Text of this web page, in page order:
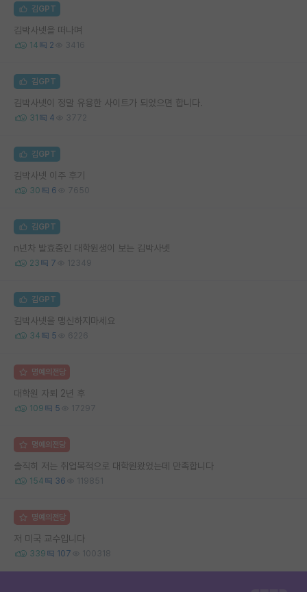
김GPT
김박사넷을 떠나며
14 2 3416
김GPT
김박사넷이 정말 유용한 사이트가 되었으면 합니다.
31 4 3772
김GPT
김박사넷 이주 후기
30 6 7650
김GPT
n년차 발효중인 대학원생이 보는 김박사넷
23 7 12349
김GPT
김박사넷을 맹신하지마세요
34 5 6226
명예의전당
대학원 자퇴 2년 후
109 5 17297
명예의전당
솔직히 저는 취업목적으로 대학원왔었는데 만족합니다
154 36 119851
명예의전당
저 미국 교수입니다
339 107 100318